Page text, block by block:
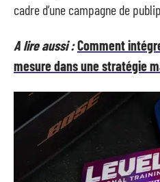
cadre d’une campagne de
A lire aussi :Comment
mesure dans une stratégie